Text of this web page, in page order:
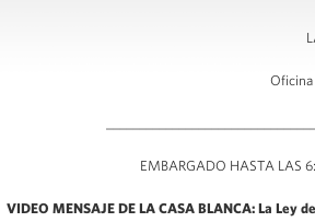
Oficina
EMBARGADO HASTA LAS
VIDEO MENSAJE DE LA CASA BLANCA: La Ley